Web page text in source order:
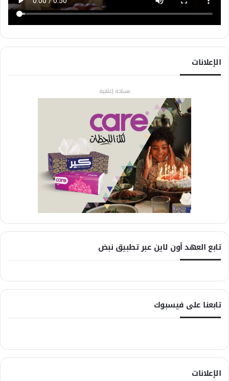
الإعلانات
مساحة إعلانية
تابع العهد أون لاين عبر تطبيق نبض
تابعنا على فيسبوك
الإعلانات